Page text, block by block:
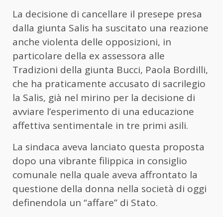
La decisione di cancellare il presepe presa
dalla giunta Salis ha suscitato una reazione
anche violenta delle opposizioni, in
particolare della ex assessora alle
Tradizioni della giunta Bucci, Paola Bordilli,
che ha praticamente accusato di sacrilegio
la Salis, già nel mirino per la decisione di
avviare l’esperimento di una educazione
affettiva sentimentale in tre primi asili.
La sindaca aveva lanciato questa proposta
dopo una vibrante filippica in consiglio
comunale nella quale aveva affrontato la
questione della donna nella società di oggi
definendola un “affare” di Stato.